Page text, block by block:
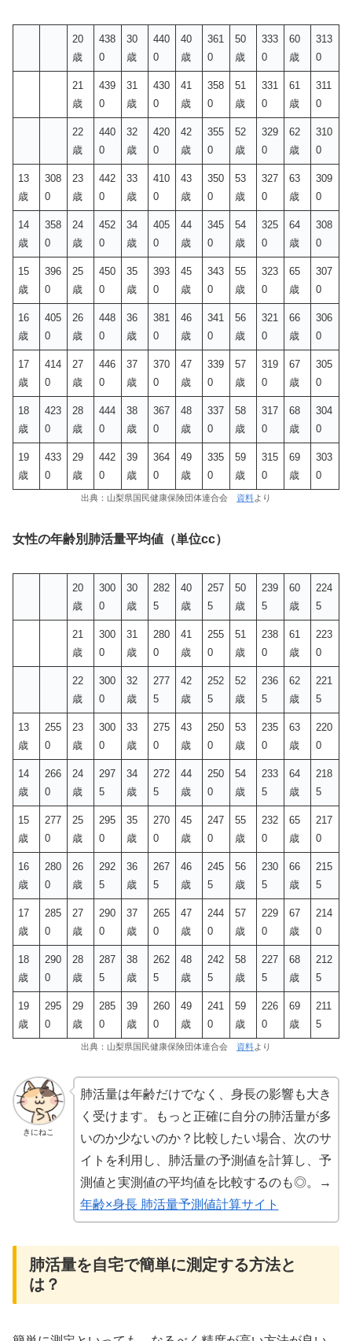
20
歳
438
0
30
歳
440
0
40
歳
361
0
50
歳
333
0
60
歳
313
0
21
歳
439
0
31
歳
430
0
41
歳
358
0
51
歳
331
0
61
歳
311
0
22
歳
440
0
32
歳
420
0
42
歳
355
0
52
歳
329
0
62
歳
310
0
13
歳
308
0
23
歳
442
0
33
歳
410
0
43
歳
350
0
53
歳
327
0
63
歳
309
0
14
歳
358
0
24
歳
452
0
34
歳
405
0
44
歳
345
0
54
歳
325
0
64
歳
308
0
15
歳
396
0
25
歳
450
0
35
歳
393
0
45
歳
343
0
55
歳
323
0
65
歳
307
0
16
歳
405
0
26
歳
448
0
36
歳
381
0
46
歳
341
0
56
歳
321
0
66
歳
306
0
17
歳
414
0
27
歳
446
0
37
歳
370
0
47
歳
339
0
57
歳
319
0
67
歳
305
0
18
歳
423
0
28
歳
444
0
38
歳
367
0
48
歳
337
0
58
歳
317
0
68
歳
304
0
19
歳
433
0
29
歳
442
0
39
歳
364
0
49
歳
335
0
59
歳
315
0
69
歳
303
0
出典：山梨県国民健康保険団体連合会 資料より
女性の年齢別肺活量平均値 （単位cc）
20
歳
300
0
30
歳
282
5
40
歳
257
5
50
歳
239
5
60
歳
224
5
21
歳
300
0
31
歳
280
0
41
歳
255
0
51
歳
238
0
61
歳
223
0
22
歳
300
0
32
歳
277
5
42
歳
252
5
52
歳
236
5
62
歳
221
5
13
歳
255
0
23
歳
300
0
33
歳
275
0
43
歳
250
0
53
歳
235
0
63
歳
220
0
14
歳
266
0
24
歳
297
5
34
歳
272
5
44
歳
250
0
54
歳
233
5
64
歳
218
5
15
歳
277
0
25
歳
295
0
35
歳
270
0
45
歳
247
0
55
歳
232
0
65
歳
217
0
16
歳
280
0
26
歳
292
5
36
歳
267
5
46
歳
245
5
56
歳
230
5
66
歳
215
5
17
歳
285
0
27
歳
290
0
37
歳
265
0
47
歳
244
0
57
歳
229
0
67
歳
214
0
18
歳
290
0
28
歳
287
5
38
歳
262
5
48
歳
242
5
58
歳
227
5
68
歳
212
5
19
歳
295
0
29
歳
285
0
39
歳
260
0
49
歳
241
0
59
歳
226
0
69
歳
211
5
出典：山梨県国民健康保険団体連合会 資料より
きにねこ
肺活量は年齢だけでなく、身長の影響も大き
く受けます。もっと正確に自分の肺活量が多
いのか少ないのか？比較したい場合、次のサ
イトを利用し、肺活量の予測値を計算し、予
測値と実測値の平均値を比較するのも◎。→
年齢×身長 肺活量予測値計算サイト
肺活量を自宅で簡単に測定する方法と
は？